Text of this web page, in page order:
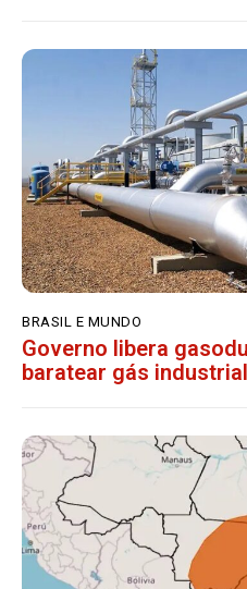
BRASIL E MUNDO
Governo libera
baratear gás industrial